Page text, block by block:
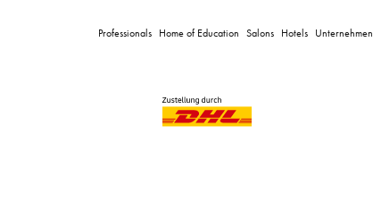
Professionals Home of Education Salons Hotels Unternehmen